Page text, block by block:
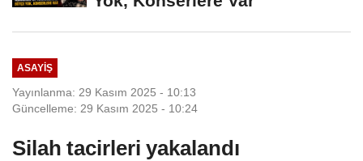
ASAYIŞ
Yayınlanma: 29 Kasım 2025 - 10:13
Güncelleme: 29 Kasım 2025 - 10:24
Silah tacirleri yakalandı